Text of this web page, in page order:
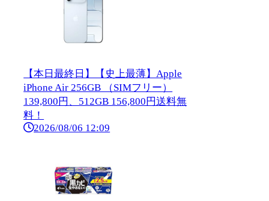
【本日最終日】【史上最薄】Apple
iPhone Air 256GB （SIMフリー）
139,800円、512GB 156,800円送料無
料！
2026/08/06 12:09